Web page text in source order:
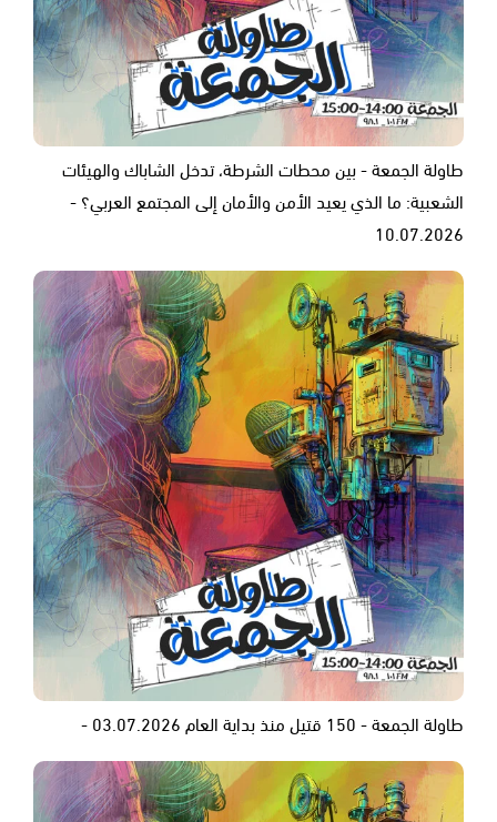
طاولة الجمعة - بين محطات الشرطة، تدخل الشاباك والهيئات
الشعبية: ما الذي يعيد الأمن والأمان إلى المجتمع العربي؟ -
10.07.2026
طاولة الجمعة - 150 قتيل منذ بداية العام 03.07.2026 -